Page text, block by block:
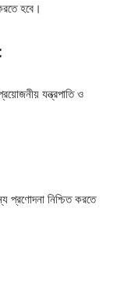
হবে।
যন্ত্রপাতি ও
প্রণোদনা নিশ্চিত করতে